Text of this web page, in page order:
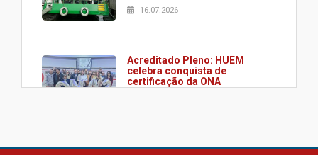
16.07.2026
Acreditado Pleno: HUEM
celebra conquista de
certificação da ONA
HUEM é o primeiro hospital do